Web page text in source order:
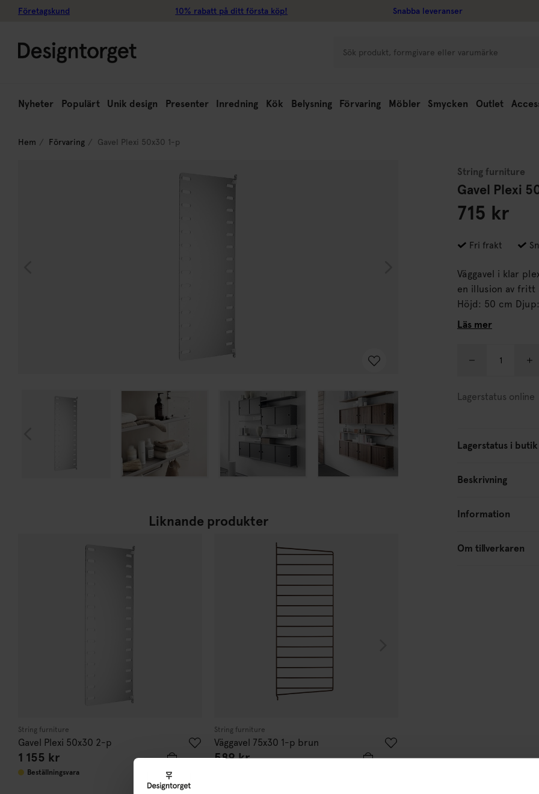
Företagskund 10% rabatt på ditt första köp! Snabba leveranser
Nyheter Populärt Unik design Presenter Inredning Kök Belysning Förvaring Möbler Smycken Outlet
Hem Förvaring Gavel Plexi 50x30 1-p
Liknande produkter
String furniture
Gavel Plexi 50x30 2-p
1 155 kr
Beställningsvara
String furniture
Väggavel 75x30 1-p brun
589kr 605kr
String furniture
Gavel Plexi
715 kr
Fri frakt
Väggavel i klar plexi, passar
en illusion av fritt
Höjd: 50 cm
Skötselråd:Torka
Läs mer
Lagerstatus online
Lagerstatus i butik
Beskrivning
Information
Om tillverkaren